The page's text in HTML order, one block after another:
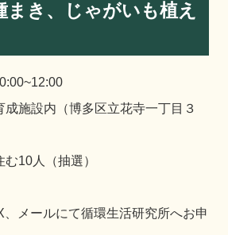
まき、じゃがいも植え
施設内（博多区立花寺一丁目３
10人（抽選）
、メールにて循環生活研究所へお申